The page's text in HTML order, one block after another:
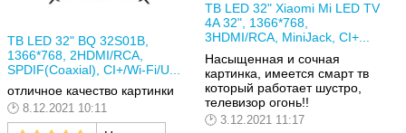
ТВ LED 32" BQ 32S01B,
1366*768, 2HDMI/RCA,
SPDIF(Coaxial), CI+/Wi-Fi/U...
отличное качество картинки
8.12.2021 10:11
ТВ LED 32" Xiaomi Mi LED TV
4A 32", 1366*768,
3HDMI/RCA, MiniJack, CI+...
Насыщенная и сочная
картинка, имеется смарт тв
который работает шустро,
телевизор огонь!!
3.12.2021 11:17